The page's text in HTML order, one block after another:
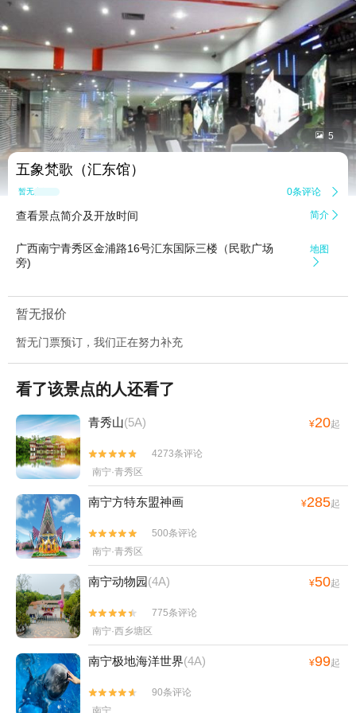
 5
五象梵歌（汇东馆）
暂无点评 0条评论 
查看景点简介及开放时间 简介 
广西南宁青秀区金浦路16号汇东国际三楼（民歌广场
旁)
地图

暂无报价
暂无门票预订，我们正在努力补充
看了该景点的人还看了
青秀山(5A) ¥20起


4273条评论
南宁·青秀区
南宁方特东盟神画 ¥285起


500条评论
南宁·青秀区
南宁动物园(4A) ¥50起


775条评论
南宁·西乡塘区
南宁极地海洋世界(4A) ¥99起


90条评论